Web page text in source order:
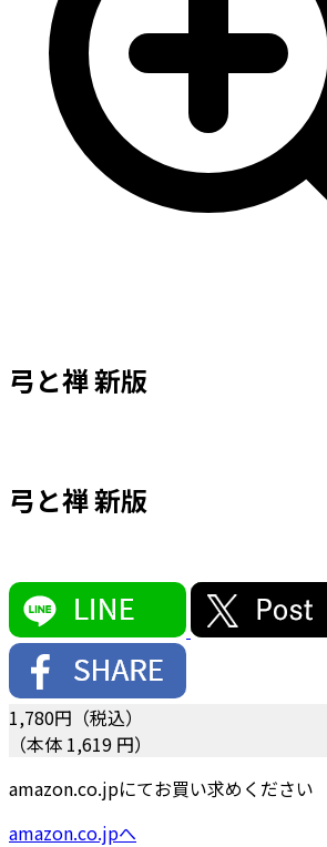
弓と禅 新版
弓と禅 新版
1,780円（税込）
（本体 1,619 円）
amazon.co.jpにてお買い求めください
amazon.co.jpへ